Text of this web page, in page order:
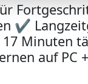
✔
Minuten
auf PC